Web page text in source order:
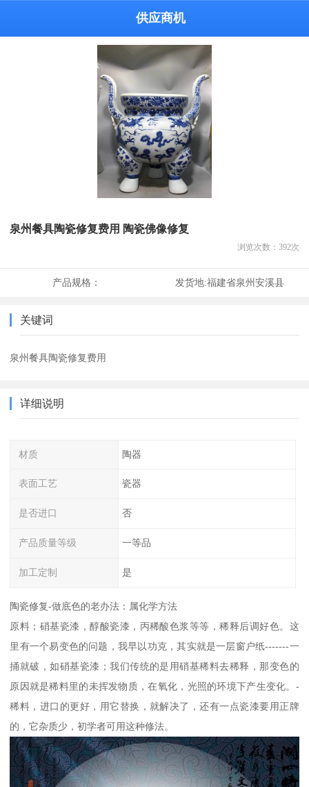
供应商机
泉州餐具陶瓷修复费用 陶瓷佛像修复
浏览次数： 392次
产品规格： 发货地:福建省泉州安溪县
关键词
泉州餐具陶瓷修复费用
详细说明
材质 陶器
表面工艺 瓷器
是否进口 否
产品质量等级 一等品
加工定制 是
陶瓷修复-做底色的老办法：属化学方法
原料；硝基瓷漆，醇酸瓷漆，丙稀酸色浆等等，稀释后调好色。这
里有一个易变色的问题，我早以功克，其实就是一层窗户纸-------一
捅就破，如硝基瓷漆；我们传统的是用硝基稀料去稀释，那变色的
原因就是稀料里的未挥发物质，在氧化，光照的环境下产生变化。-
稀料，进口的更好，用它替换，就解决了，还有一点瓷漆要用正牌
的，它杂质少，初学者可用这种修法。